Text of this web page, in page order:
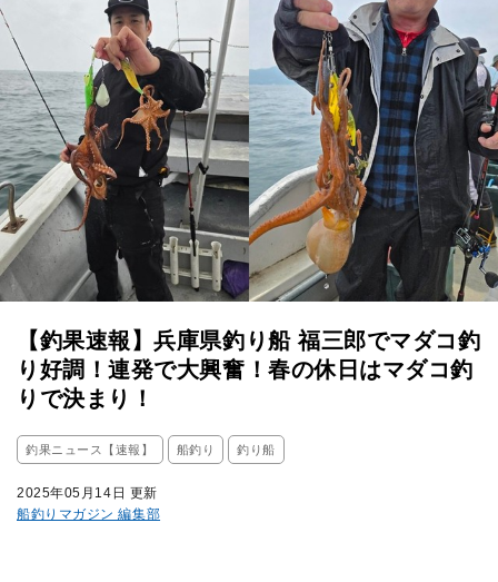
【釣果速報】兵庫県釣り船 福三郎でマダコ釣
り好調！連発で大興奮！春の休日はマダコ釣
りで決まり！
釣果ニュース【速報】 船釣り 釣り船
2025年05月14日 更新
船釣りマガジン 編集部